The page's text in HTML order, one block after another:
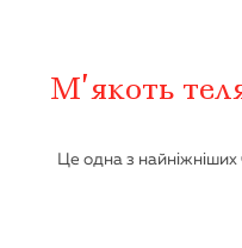
М’якоть
Це одна з найніжніших